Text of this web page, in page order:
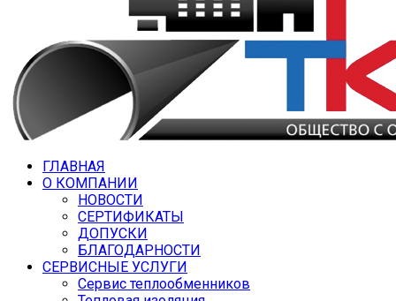
ГЛАВНАЯ
О КОМПАНИИ
НОВОСТИ
СЕРТИФИКАТЫ
ДОПУСКИ
БЛАГОДАРНОСТИ
СЕРВИСНЫЕ УСЛУГИ
Сервис теплообменников